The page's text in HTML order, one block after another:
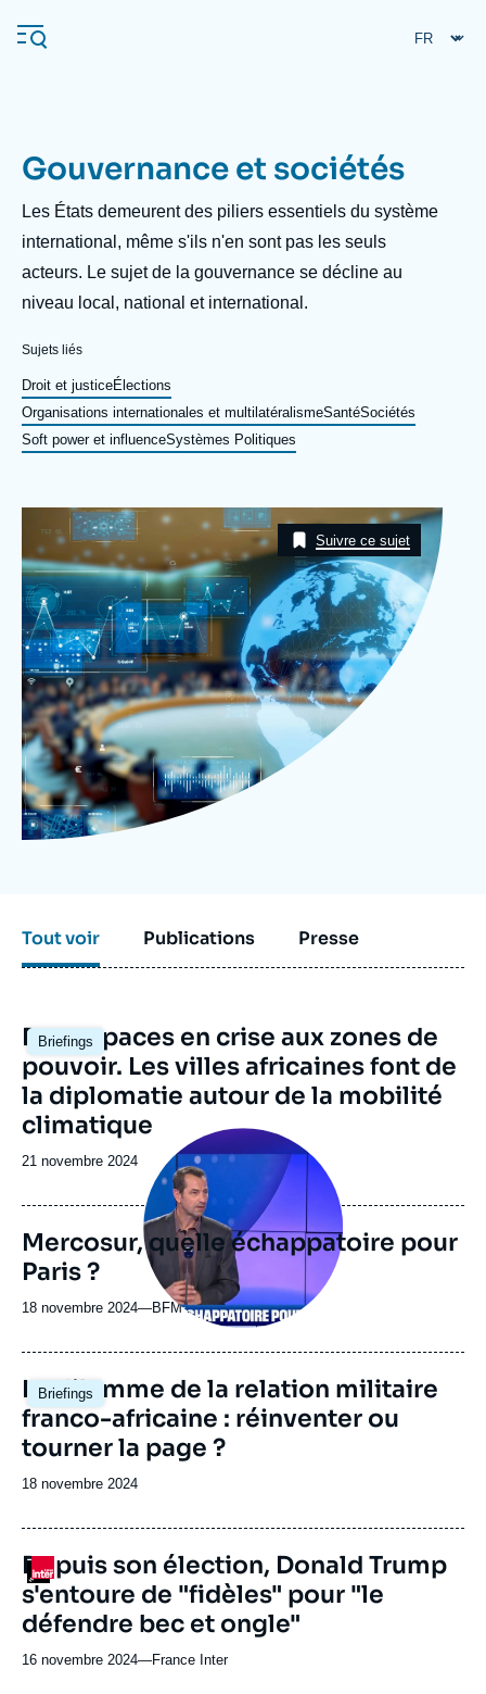
au
contenu
Navigation
principale
L'Ifri
Analyses
Événements
Nous soutenir
À propos de l'Ifri
L'Ifri en bref
Gouvernance et sociétés
Description
Les États demeurent des piliers essentiels du système
international, même s'ils n'en sont pas les seuls
acteurs. Le sujet de la gouvernance se décline au
niveau local, national et international.
Sujets liés
Droit et justiceÉlections
Organisations internationales et multilatéralismeSantéSociétés
Soft power et influenceSystèmes Politiques
Taxonomie
Suivre ce sujet
Tout voir Publications Presse
Briefings
Image
principale
Des espaces en crise aux zones de
pouvoir. Les villes africaines font de
la diplomatie autour de la mobilité
climatique
Date
publication
21 novembre 2024
Image
principale
médiatique
Mercosur, quelle échappatoire pour
Paris ?
18 novembre 2024—Nom
journal,
ou
émission
BFM Business
Briefings
Image
principale
Le dilemme de la relation militaire
franco-africaine : réinventer ou
tourner la page ?
Date
publication
18 novembre 2024
Logo
Depuis son élection, Donald Trump
s'entoure de "fidèles" pour "le
défendre bec et ongle"
16 novembre 2024—Nom
France Inter